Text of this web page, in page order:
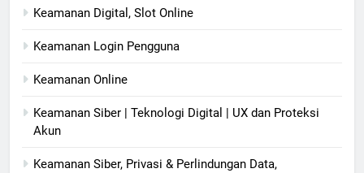
Keamanan Digital, Slot Online
Keamanan Login Pengguna
Keamanan Online
Keamanan Siber | Teknologi Digital | UX dan Proteksi
Akun
Keamanan Siber, Privasi & Perlindungan Data,